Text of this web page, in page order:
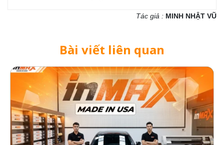
Tác giả : MINH NHẬT VŨ
Bài viết liên quan